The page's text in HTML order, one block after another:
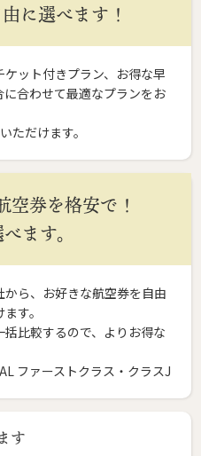
に選べます！
ット付きプラン、お得な早
合わせて最適なプランをお
ただけます。
空券を格安で！
ます。
ら、お好きな航空券を自由
す。
比較するので、よりお得な
ファーストクラス・クラスJ
す